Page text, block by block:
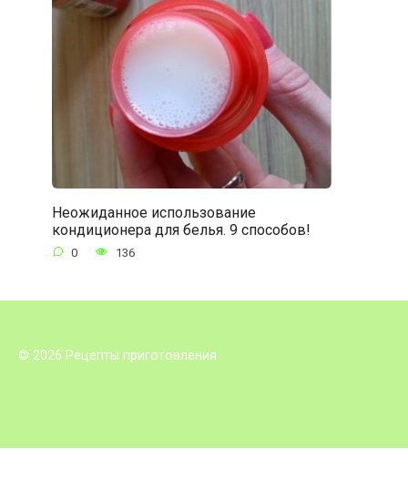
Неожиданное использование
кондиционера для белья. 9 способов!
0 136
© 2026 Рецепты приготовления